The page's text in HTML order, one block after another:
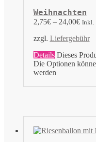
Weihnachten
2,75€– 24,00€ Inkl.
zzgl. Liefergebühr
Details Dieses
Die Optionen
werden